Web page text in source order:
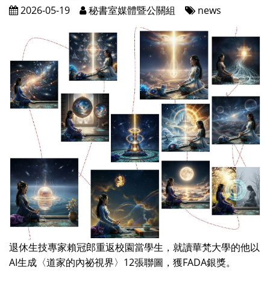
2026-05-19 秘書室媒體暨公關組 news
退休生技專家賴冠郎重返校園當學生，就讀華梵大學的他以
AI生成〈道家的內祕視界〉 12張聯圖，獲FADA銀獎。